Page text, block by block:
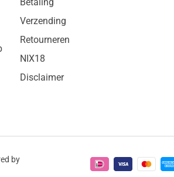
Verzending
Retourneren
NIX18
Disclaimer
by